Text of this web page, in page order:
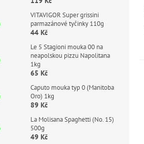
VITAVIGOR Super grissini
parmazánové tyčinky 110g
44 Kč
Le 5 Stagioni mouka 00 na
neapolskou pizzu Napolitana
1kg
65 Kč
Caputo mouka typ 0 (Manitoba
Oro) 1kg
89 Kč
La Molisana Spaghetti (No. 15)
500g
49 Kč